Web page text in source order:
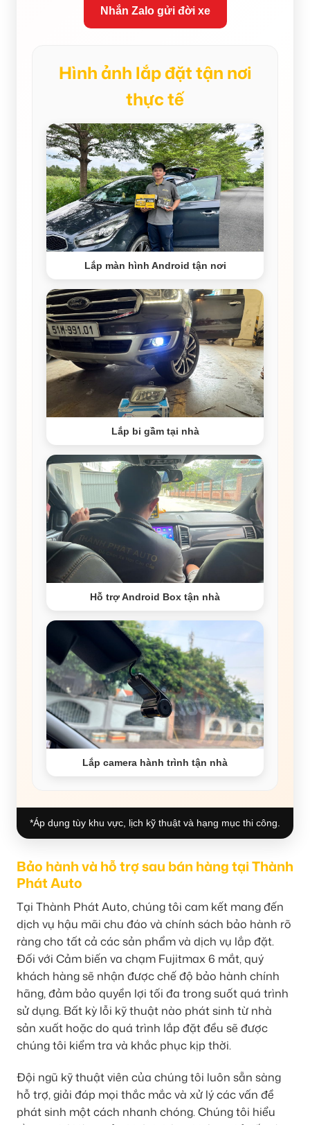
Nhắn Zalo gửi đời xe
Hình ảnh lắp đặt tận nơi
thực tế
Lắp màn hình Android tận nơi
Lắp bi gầm tại nhà
Hỗ trợ Android Box tận nhà
Lắp camera hành trình tận nhà
*Áp dụng tùy khu vực, lịch kỹ thuật và hạng mục thi công.
Bảo hành và hỗ trợ sau bán hàng tại Thành
Phát Auto
Tại Thành Phát Auto, chúng tôi cam kết mang đến
dịch vụ hậu mãi chu đáo và chính sách bảo hành rõ
ràng cho tất cả các sản phẩm và dịch vụ lắp đặt.
Đối với Cảm biến va chạm Fujitmax 6 mắt, quý
khách hàng sẽ nhận được chế độ bảo hành chính
hãng, đảm bảo quyền lợi tối đa trong suốt quá trình
sử dụng. Bất kỳ lỗi kỹ thuật nào phát sinh từ nhà
sản xuất hoặc do quá trình lắp đặt đều sẽ được
chúng tôi kiểm tra và khắc phục kịp thời.
Đội ngũ kỹ thuật viên của chúng tôi luôn sẵn sàng
hỗ trợ, giải đáp mọi thắc mắc và xử lý các vấn đề
phát sinh một cách nhanh chóng. Chúng tôi hiểu